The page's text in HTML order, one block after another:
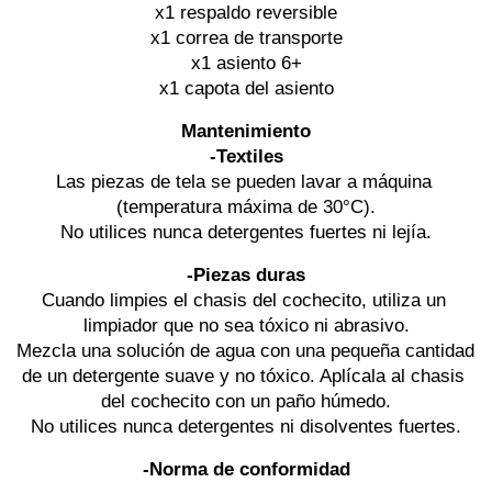
x1 respaldo reversible
x1 correa de transporte
x1 asiento 6+
x1 capota del asiento
Mantenimiento
-Textiles
Las piezas de tela se pueden lavar a máquina
(temperatura máxima de 30°C).
No utilices nunca detergentes fuertes ni lejía.
-Piezas duras
Cuando limpies el chasis del cochecito, utiliza un
limpiador que no sea tóxico ni abrasivo.
Mezcla una solución de agua con una pequeña cantidad
de un detergente suave y no tóxico. Aplícala al chasis
del cochecito con un paño húmedo.
No utilices nunca detergentes ni disolventes fuertes.
-Norma de conformidad